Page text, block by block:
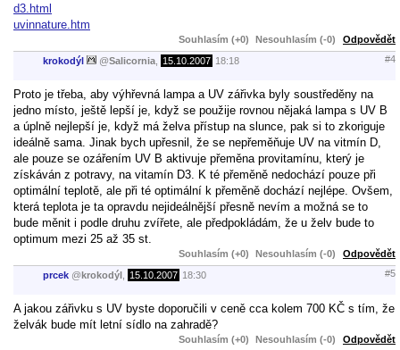
d3.html
uvinnature.htm
Souhlasím (+0) Nesouhlasím (-0) Odpovědět
krokodýl @Salicornia 15.10.2007 18:18 #4
Proto je třeba, aby výhřevná lampa a UV zářivka byly soustředěny na
jedno místo, ještě lepší je, když se použije rovnou nějaká lampa s UV B
a úplně nejlepší je, když má želva přístup na slunce, pak si to zkoriguje
ideálně sama. Jinak bych upřesnil, že se nepřeměňuje UV na vitmín D,
ale pouze se ozářením UV B aktivuje přeměna provitamínu, který je
získáván z potravy, na vitamín D3. K té přeměně nedochází pouze při
optimální teplotě, ale při té optimální k přeměně dochází nejlépe. Ovšem,
která teplota je ta opravdu nejideálnější přesně nevím a možná se to
bude měnit i podle druhu zvířete, ale předpokládám, že u želv bude to
optimum mezi 25 až 35 st.
Souhlasím (+0) Nesouhlasím (-0) Odpovědět
prcek @krokodýl 15.10.2007 18:30 #5
A jakou zářivku s UV byste doporučili v ceně cca kolem 700 KČ s tím, že
želvák bude mít letní sídlo na zahradě?
Souhlasím (+0) Nesouhlasím (-0) Odpovědět